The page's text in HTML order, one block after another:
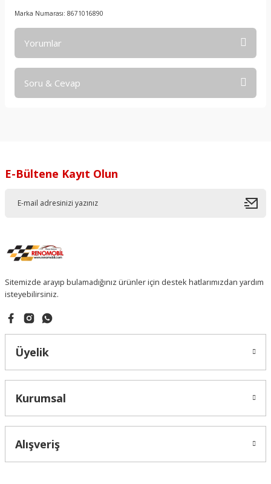
Marka Numarası: 8671016890
Yorumlar
Soru & Cevap
E-Bültene Kayıt Olun
Sitemizde arayıp bulamadığınız ürünler için destek hatlarımızdan yardım
isteyebilirsiniz.
Üyelik
Kurumsal
Alışveriş